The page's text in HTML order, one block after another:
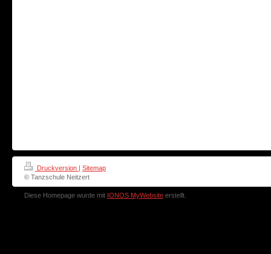
Druckversion | Sitemap
© Tanzschule Neitzert
Diese Homepage wurde mit IONOS MyWebsite erstellt.